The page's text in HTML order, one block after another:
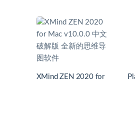
XMind ZEN 2020 for